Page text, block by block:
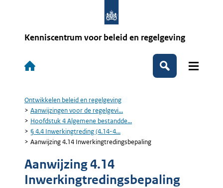
Kenniscentrum voor beleid en regelgeving
Hoofdnavigatie
Zoeken
Kruimelpad
Ontwikkelen beleid en regelgeving
Aanwijzingen voor de regelgevi...
Hoofdstuk 4 Algemene bestandde...
§ 4.4 Inwerkingtreding (4.14-4...
Aanwijzing 4.14 Inwerkingtredingsbepaling
Aanwijzing 4.14
Inwerkingtredingsbepaling